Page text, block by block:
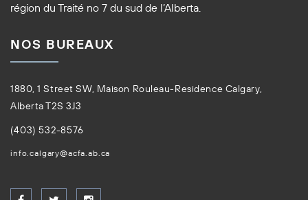
région du Traité no 7 du sud de l’Alberta.
NOS BUREAUX
1880, 1 Street SW, Maison Rouleau-Residence Calgary,
Alberta T2S 3J3
(403) 532-8576
info.calgary@acfa.ab.ca